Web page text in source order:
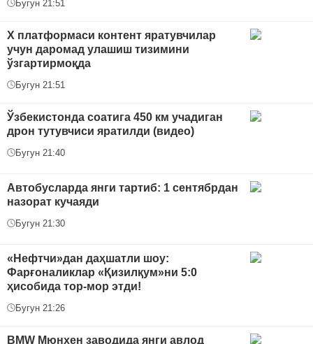
Бугун 21:51
Х платформаси контент яратувчилар
учун даромад улашиш тизимини
ўзгартирмоқда
Бугун 21:51
Ўзбекистонда соатига 450 км учадиган
дрон тутувчиси яратилди (видео)
Бугун 21:40
Автобусларда янги тартиб: 1 сентябрдан
назорат кучаяди
Бугун 21:30
«Нефтчи»дан даҳшатли шоу:
Фарғоналиклар «Қизилқум»ни 5:0
ҳисобида тор-мор этди!
Бугун 21:26
BMW Mюнхен заводида янги авлод